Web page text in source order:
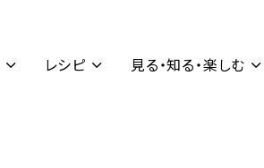
レシピ 見る・知る・楽しむ